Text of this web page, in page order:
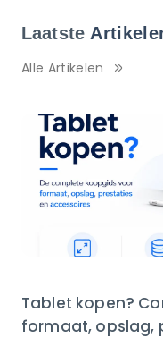
Laatste
Alle Artikelen
Tablet kopen?
formaat, opslag,